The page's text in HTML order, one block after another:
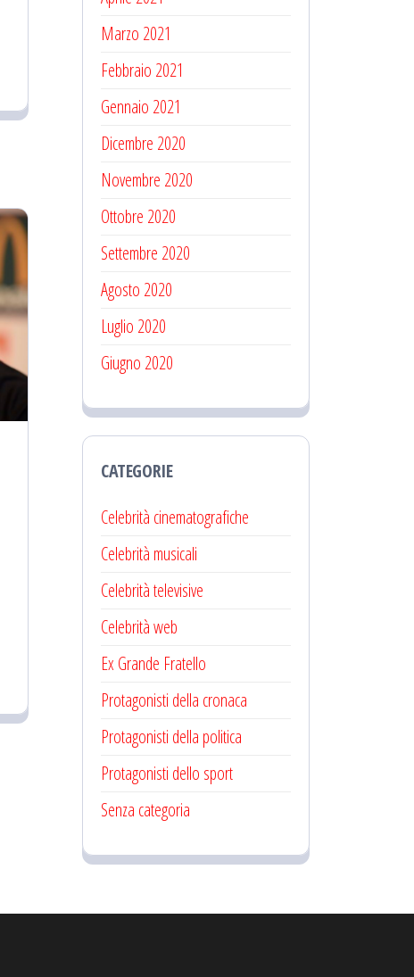
Marzo 2021
Febbraio 2021
Gennaio 2021
Dicembre 2020
Novembre 2020
Ottobre 2020
Settembre 2020
Agosto 2020
Luglio 2020
Giugno 2020
CATEGORIE
Celebrità cinematografiche
Celebrità musicali
Celebrità televisive
Celebrità web
Ex Grande Fratello
Protagonisti della cronaca
Protagonisti della politica
Protagonisti dello sport
Senza categoria